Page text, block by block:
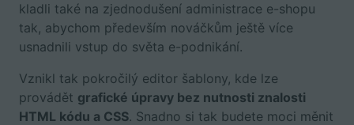
kladli také na zjednodušení administrace e-shopu
tak, abychom především nováčkům ještě více
usnadnili vstup do světa e-podnikání.
Vznikl tak pokročilý editor šablony, kde lze
provádět grafické úpravy bez nutnosti znalosti
HTML kódu a CSS. Snadno si tak budete moci měnit